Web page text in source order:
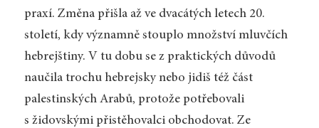
praxí. Změna přišla až ve dvacátých letech 20.
století, kdy významně stouplo množství mluvčích
hebrejštiny. V tu dobu se z praktických důvodů
naučila trochu hebrejsky nebo jidiš též část
palestinských Arabů, protože potřebovali
s židovskými přistěhovalci obchodovat. Ze